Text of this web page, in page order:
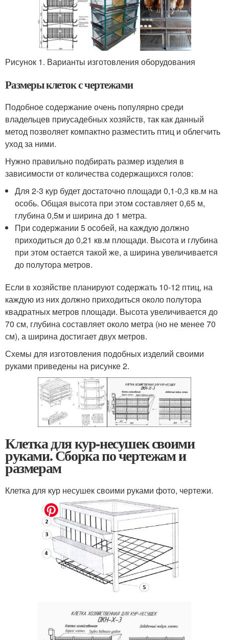
Рисунок 1. Варианты изготовления оборудования
Размеры клеток с чертежами
Подобное содержание очень популярно среди
владельцев приусадебных хозяйств, так как данный
метод позволяет компактно разместить птиц и облегчить
уход за ними.
Нужно правильно подбирать размер изделия в
зависимости от количества содержащихся голов:
Для 2-3 кур будет достаточно площади 0,1-0,3 кв.м на
особь. Общая высота при этом составляет 0,65 м,
глубина 0,5м и ширина до 1 метра.
При содержании 5 особей, на каждую должно
приходиться до 0,21 кв.м площади. Высота и глубина
при этом остается такой же, а ширина увеличивается
до полутора метров.
Если в хозяйстве планируют содержать 10-12 птиц, на
каждую из них должно приходиться около полутора
квадратных метров площади. Высота увеличивается до
70 см, глубина составляет около метра (но не менее 70
см), а ширина достигает двух метров.
Схемы для изготовления подобных изделий своими
руками приведены на рисунке 2.
Клетка для кур-несушек своими
руками. Сборка по чертежам и
размерам
Клетка для кур несушек своими руками фото, чертежи.